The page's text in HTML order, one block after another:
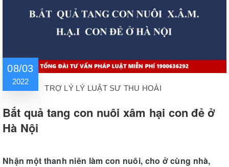
08/03
2022
TRỢ LÝ LÝ LUẬT SƯ THU HOÀI
Bắt quả tang con nuôi xâm hại con đẻ ở
Hà Nội
Nhận một thanh niên làm con nuôi, cho ở cùng nhà,